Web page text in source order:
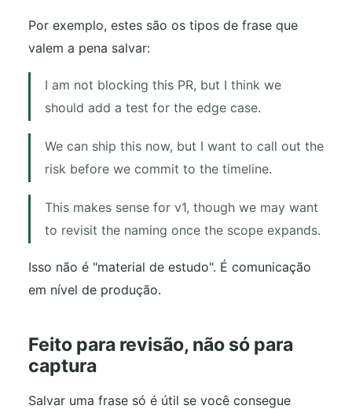
Por exemplo, estes são os tipos de frase que
valem a pena salvar:
I am not blocking this PR, but I think we
should add a test for the edge case.
We can ship this now, but I want to call out the
risk before we commit to the timeline.
This makes sense for v1, though we may want
to revisit the naming once the scope expands.
Isso não é "material de estudo". É comunicação
em nível de produção.
Feito para revisão, não só para
captura
Salvar uma frase só é útil se você consegue